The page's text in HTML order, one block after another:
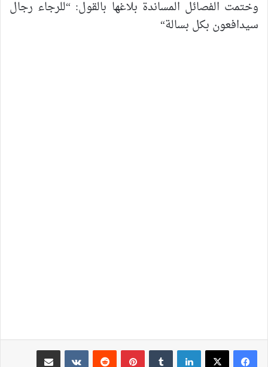
وختمت الفصائل المساندة بلاغها بالقول: “للرجاء رجال
سيدافعون بكل بسالة“
لينكدإن بينتيريست
مشاركة عبر البريد